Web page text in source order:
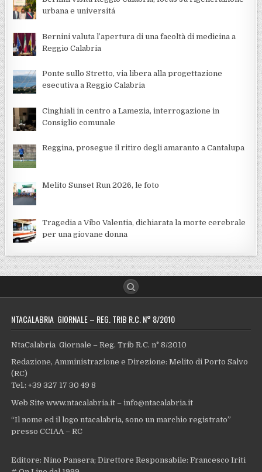
urbana e universitá
Bernini valuta l’apertura di una facoltà di medicina a
Reggio Calabria
Ponte sullo Stretto, via libera alla progettazione
esecutiva a Reggio Calabria
Cinghiali in centro a Lamezia, interrogazione in
Consiglio comunale
Reggina, prosegue il ritiro degli amaranto a Cantalupa
Melito Sunset Run 2026, le foto
Tragedia a Vibo Valentia, dichiarata la morte cerebrale
per una giovane donna
NTACALABRIA GIORNALE – REG. TRIB R.C. N° 8/2010
NtaCalabria Giornale – Reg. Trib R.C. n° 8/2010
Redazione, Amministrazione e Direzione: Melito di Porto Salvo
(RC)
Tel.: +39 327 17 30 49 8
Web Site www.ntacalabria.it – info@ntacalabria.it
“Il nome ed il logo ntacalabria, sono un marchio registrato”
presso CCIAA – RC
Editore: Nino Pansera; Direttore Responsabile: Francesco Iriti